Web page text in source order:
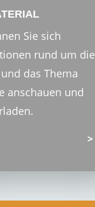
Sie sich
rund um die
das Thema
anschauen und